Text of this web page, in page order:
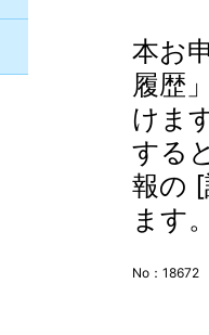
本お
履歴
けま
する
報の
ます
No：18672